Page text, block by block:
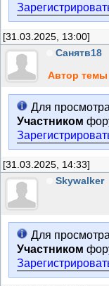
[31.03.2025, 13:00]
Санятв18
Автор темы
Для
Участником
[31.03.2025, 14:33]
Skywalker
Для
Участником